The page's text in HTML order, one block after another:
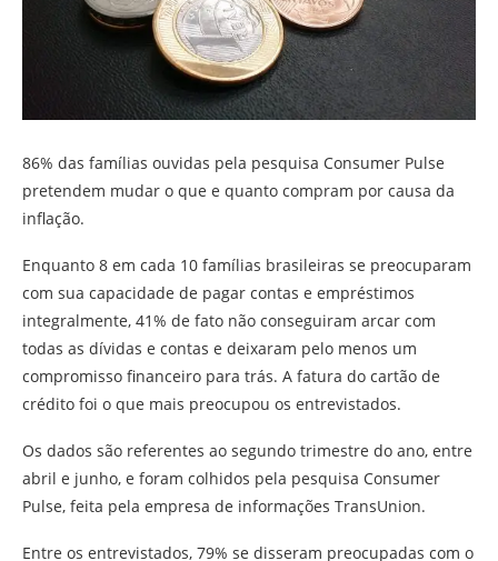
86% das famílias ouvidas pela pesquisa Consumer Pulse
pretendem mudar o que e quanto compram por causa da
inflação.
Enquanto 8 em cada 10 famílias brasileiras se preocuparam
com sua capacidade de pagar contas e empréstimos
integralmente, 41% de fato não conseguiram arcar com
todas as dívidas e contas e deixaram pelo menos um
compromisso financeiro para trás. A fatura do cartão de
crédito foi o que mais preocupou os entrevistados.
Os dados são referentes ao segundo trimestre do ano, entre
abril e junho, e foram colhidos pela pesquisa Consumer
Pulse, feita pela empresa de informações TransUnion.
Entre os entrevistados, 79% se disseram preocupadas com o